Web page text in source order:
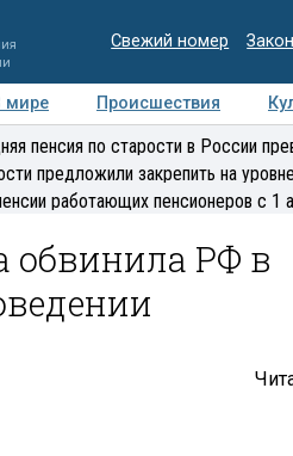
Свежий номер
мире Происшествия
Медиацентр Интервью
пенсия по старости в России
предложили закрепить на
работающих пенсионеров с 1
обвинила РФ в